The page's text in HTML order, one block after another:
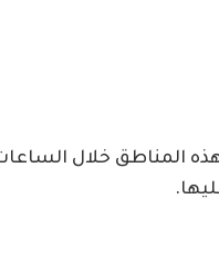
المناطق خلال